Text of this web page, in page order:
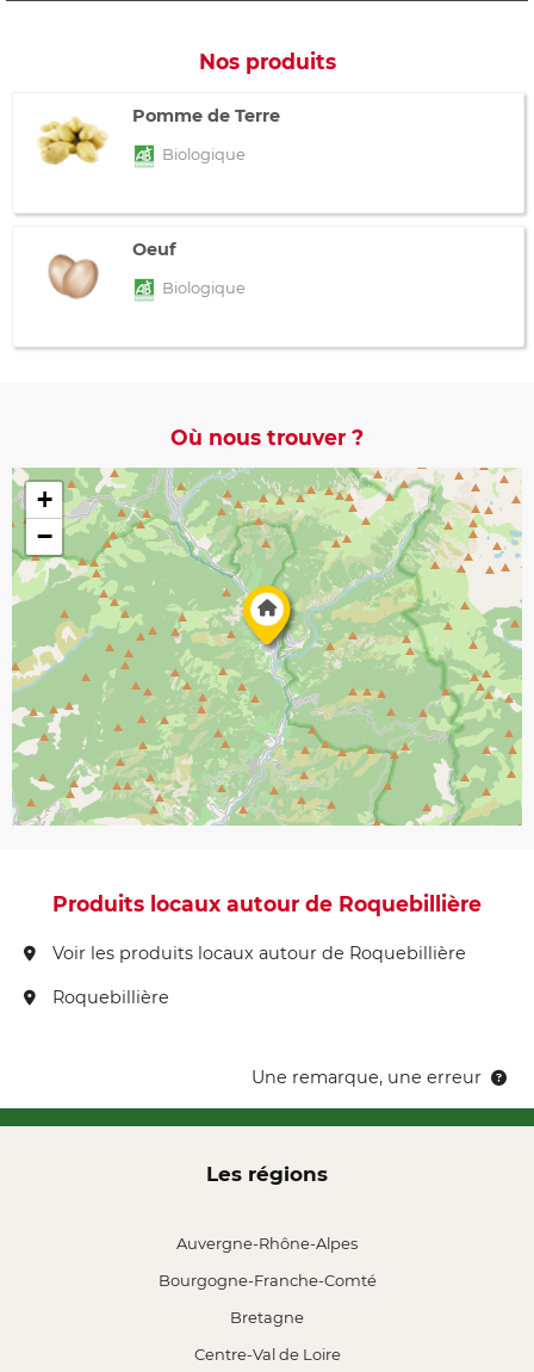
Nos produits
Pomme de Terre
Biologique
Oeuf
Biologique
Où nous trouver ?
+
−
Produits locaux autour de Roquebillière
Voir les produits locaux autour de Roquebillière
Roquebillière
Une remarque, une erreur
Les régions
Auvergne-Rhône-Alpes
Bourgogne-Franche-Comté
Bretagne
Centre-Val de Loire